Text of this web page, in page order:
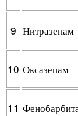
9 Нитразепам
10 Оксазепам
11